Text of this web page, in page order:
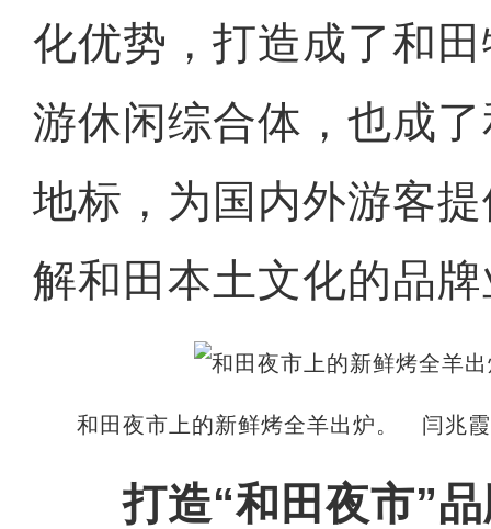
化优势，打造成了和
游休闲综合体，也成
地标，为国内外游客
解和田本土文化的品
和田夜市上的新鲜烤全羊出炉。 闫兆
打造“和田夜市”